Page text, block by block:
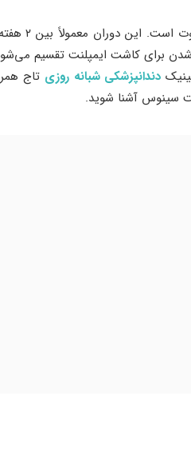
دوران نقاهت
۳ هفته) و بهبودی کامل (۴-۶ ماه) تا زمان آماده شدن برای
دندانپزشکی شبانه روزی تاج
سینوس آشنا شوید.